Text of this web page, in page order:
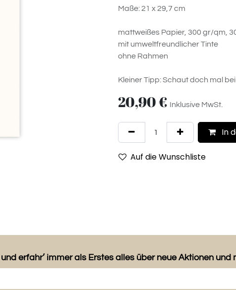
Maße: 21 x 29,7 cm
mattweißes Papier, 300 gr/qm,
mit umweltfreundlicher Tinte
ohne Rahmen
Kleiner Tipp: Schaut doch mal
20,90€ Inklusive MwSt.
In
Auf die Wunschliste
erfahr’ immer als Erstes alles über neue Aktionen und